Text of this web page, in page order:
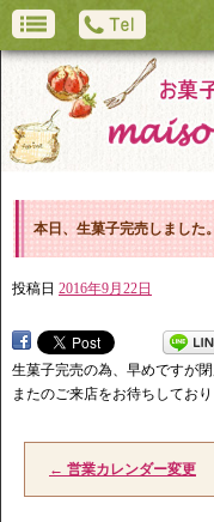
本日、生菓子完売しました
投稿日 2016年9月22日
生菓子完売の為、早めですが閉
またのご来店をお待ちしており
← 営業カレンダー変更